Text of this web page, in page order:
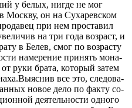
у бе­лых, ни­где не мог
Моск­ву, он на Су­ха­рев­ском
при нем про­ста­вил
на три го­да воз­раст, и
в Белев, смог по воз­рас­ту
на­ме­ре­ние при­нять мо­на­
ру­ки бра­та, ко­то­рый за­тем
все это, сле­до­ва­
но­вое де­ло по фак­ту со­
де­я­тель­но­сти од­но­го